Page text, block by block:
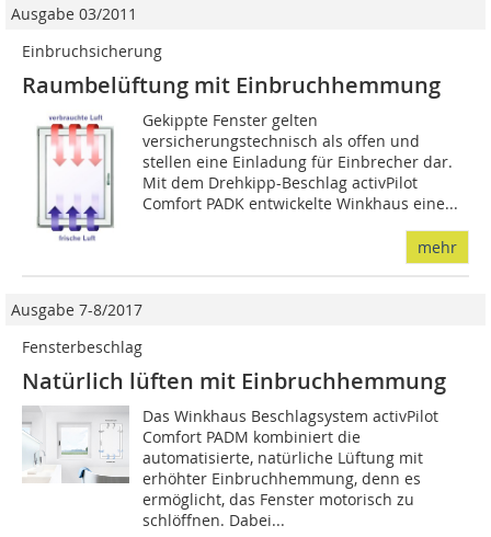
Ausgabe 03/2011
Einbruchsicherung
Raumbelüftung mit Einbruchhemmung
Gekippte Fenster gelten
versicherungstechnisch als offen und
stellen eine Einladung für Einbrecher dar.
Mit dem Drehkipp-Beschlag activPilot
Comfort PADK entwickelte Winkhaus eine...
mehr
Ausgabe 7-8/2017
Fensterbeschlag
Natürlich lüften mit Einbruchhemmung
Das Winkhaus Beschlagsystem activPilot
Comfort PADM kombiniert die
automatisierte, natürliche Lüftung mit
erhöhter Einbruchhemmung, denn es
ermöglicht, das Fenster motorisch zu
schlöffnen. Dabei...